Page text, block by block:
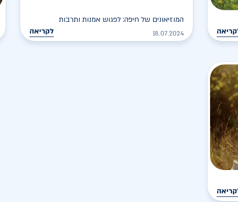
המוזיאונים של חיפה: לפגוש אמנות ותרבות
18.07.2024 לקריאה